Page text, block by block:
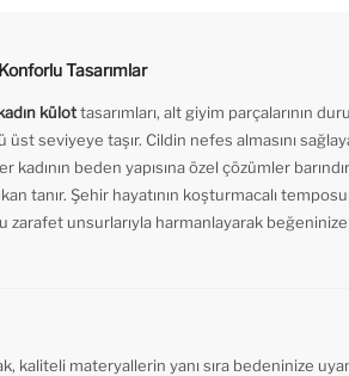
Tasarımlar
külottasarımları, alt giyim parçalarının
seviyeye taşır. Cildin nefes almasını
beden yapısına özel çözümler
tanır. Şehir hayatının koşturmacalı
unsurlarıyla harmanlayarak
kaliteli materyallerin yanı sıra bedeninize